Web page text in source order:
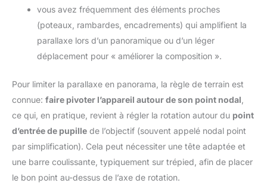
vous avez fréquemment des éléments proches
(poteaux, rambardes, encadrements) qui amplifient la
parallaxe lors d’un panoramique ou d’un léger
déplacement pour « améliorer la composition ».
Pour limiter la parallaxe en panorama, la règle de terrain est
connue: faire pivoter l’appareil autour de son point nodal
ce qui, en pratique, revient à régler la rotation autour du point
d’entrée de pupille de l’objectif (souvent appelé nodal point
par simplification). Cela peut nécessiter une tête adaptée et
une barre coulissante, typiquement sur trépied, afin de placer
le bon point au-dessus de l’axe de rotation.